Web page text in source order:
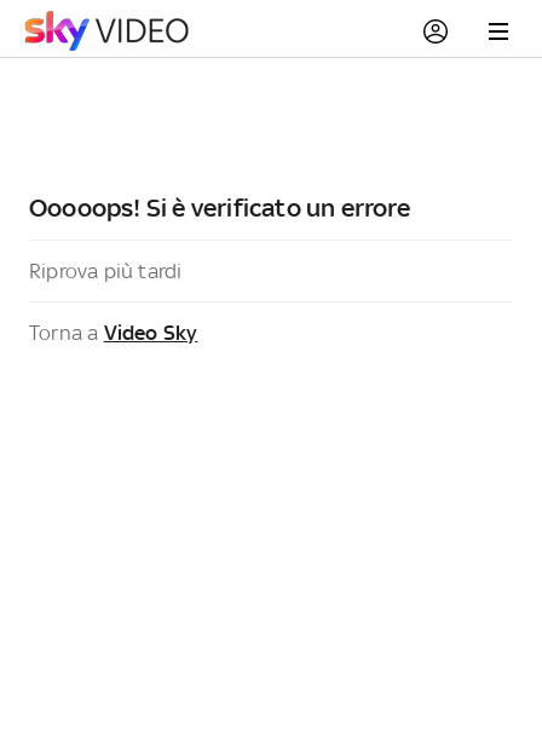
Ooooops! Si è verificato un errore
Riprova più tardi
Torna a Video Sky